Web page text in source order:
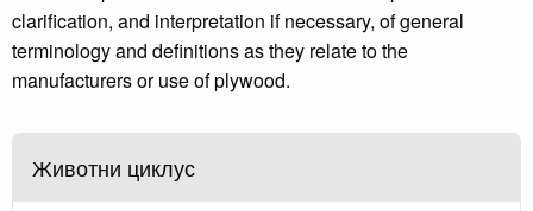
clarification, and interpretation if necessary, of general
terminology and definitions as they relate to the
manufacturers or use of plywood.
Животни циклус